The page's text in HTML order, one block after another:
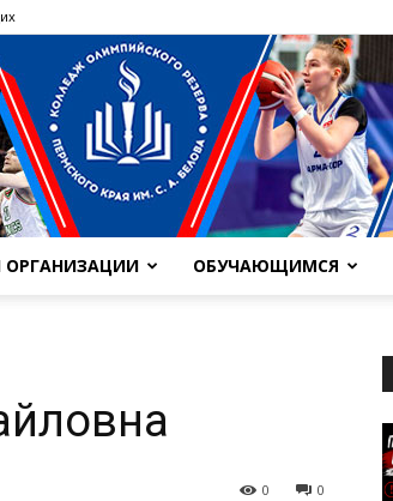
ОРГАНИЗАЦИИ ОБУЧАЮЩИМСЯ
0
0